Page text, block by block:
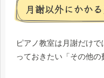
月謝以外にかか
ピアノ教室は月謝だけ
っておきたい「その他の